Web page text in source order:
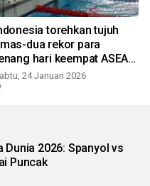
torehkan tujuh
dua rekor para
hari keempat ASEAN
Games 2025
24 Januari 2026
Dunia 2026: Spanyol vs
Puncak